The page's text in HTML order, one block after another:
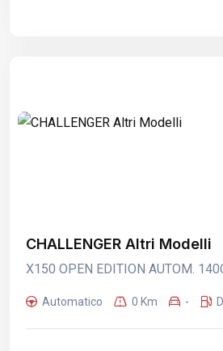
CHALLENGER Altri Modelli
X150 OPEN EDITION AUTOM.
Automatico 0 Km -